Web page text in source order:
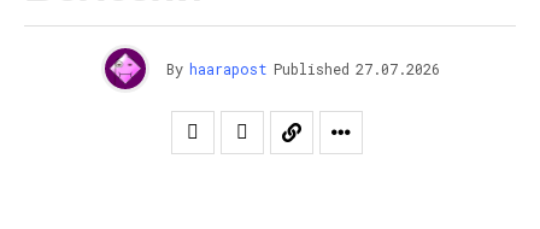
By haarapost Published 27.07.2026